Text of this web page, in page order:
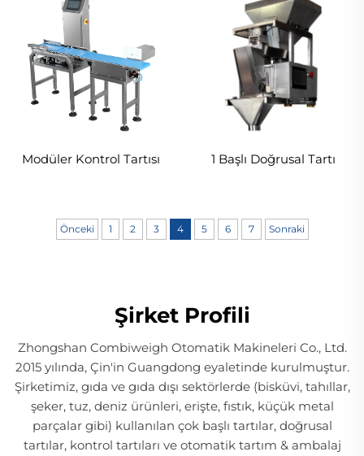
Modüler Kontrol Tartısı 1 Başlı Doğrusal Tartı
Önceki 1 2 3 4 5 6 7 Sonraki
Şirket Profili
Zhongshan Combiweigh Otomatik Makineleri Co., Ltd.
2015 yılında, Çin'in Guangdong eyaletinde kurulmuştur.
Şirketimiz, gıda ve gıda dışı sektörlerde (bisküvi, tahıllar,
şeker, tuz, deniz ürünleri, erişte, fıstık, küçük metal
parçalar gibi) kullanılan çok başlı tartılar, doğrusal
tartılar, kontrol tartıları ve otomatik tartım & ambalaj